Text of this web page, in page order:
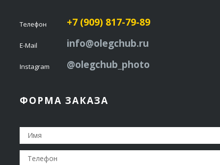
Телефон +7 (909) 817-79-89
E-Mail info@olegchub.ru
Instagram @olegchub_photo
ФОРМА ЗАКАЗА